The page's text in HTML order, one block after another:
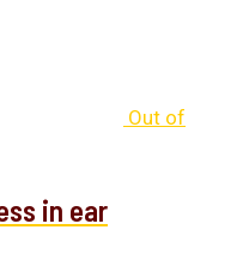
Out of
in ear